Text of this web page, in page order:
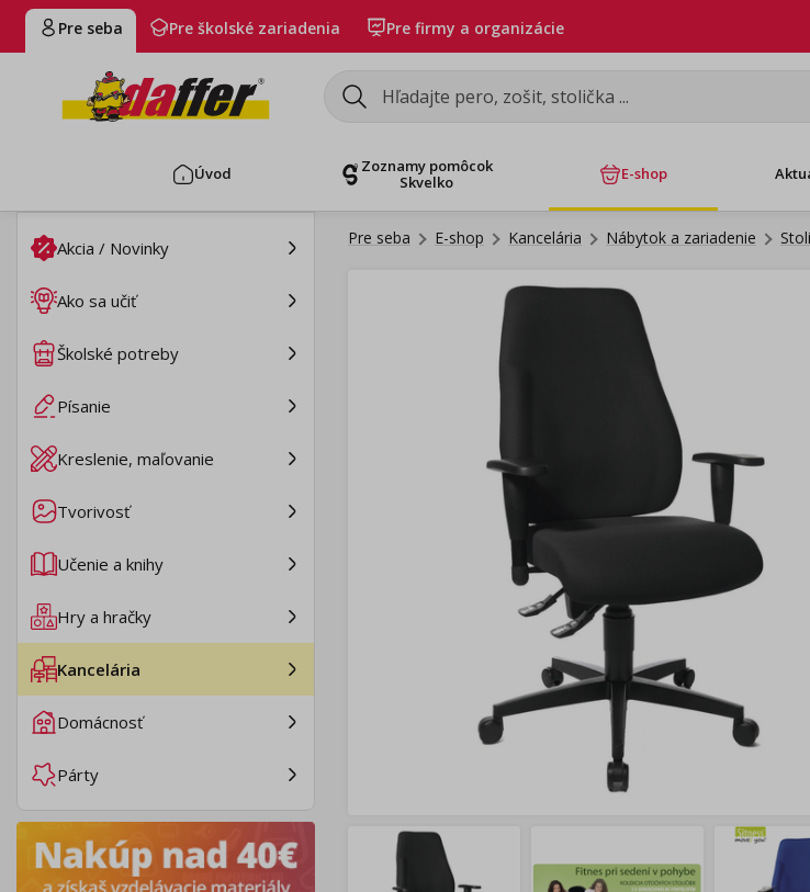
Pre seba Pre školské zariadenia Pre firmy a organizácie
Úvod
Zoznamy pomôcok
Skvelko
E-shop
Akcia / Novinky
Ako sa učiť
Školské potreby
Písanie
Kreslenie, maľovanie
Tvorivosť
Učenie a knihy
Hry a hračky
Kancelária
Domácnosť
Párty
Pre seba E-shop Kancelária Nábytok a zariadenie